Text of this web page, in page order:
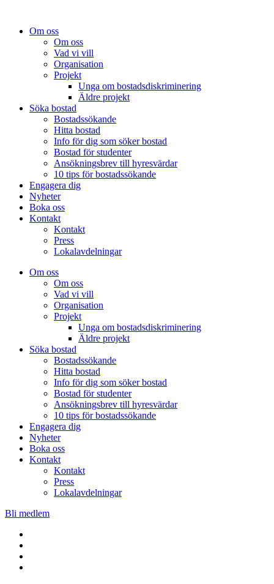
Om oss
Om oss
Vad vi vill
Organisation
Projekt
Unga om bostadsdiskriminering
Äldre projekt
Söka bostad
Bostadssökande
Hitta bostad
Info för dig som söker bostad
Bostad för studenter
Ansökningsbrev till hyresvärdar
10 tips för bostadssökande
Engagera dig
Nyheter
Boka oss
Kontakt
Kontakt
Press
Lokalavdelningar
Om oss
Om oss
Vad vi vill
Organisation
Projekt
Unga om bostadsdiskriminering
Äldre projekt
Söka bostad
Bostadssökande
Hitta bostad
Info för dig som söker bostad
Bostad för studenter
Ansökningsbrev till hyresvärdar
10 tips för bostadssökande
Engagera dig
Nyheter
Boka oss
Kontakt
Kontakt
Press
Lokalavdelningar
Bli medlem